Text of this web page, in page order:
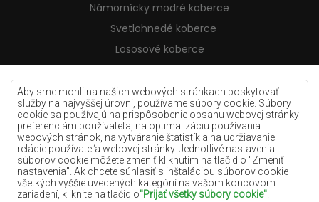
Aby sme mohli na našich webových stránkach poskytovať
služby na najvyššej úrovni, používame súbory cookie. Súbory
cookie sa používajú na prispôsobenie obsahu webovej stránky
preferenciám používateľa, na optimalizáciu používania
webových stránok, na vytváranie štatistík a na udržiavanie
relácie používateľa webovej stránky. Jednotlivé nastavenia
súborov cookie môžete zmeniť kliknutím na tlačidlo "Zmeniť
nastavenia". Ak chcete súhlasiť s inštaláciou súborov cookie
všetkých vyššie uvedených kategórií na vašom koncovom
zariadení, kliknite na tlačidlo"Prijať všetky súbory cookie"
Námornícky modré koberce
Svetlohnedé koberce
Lososové koberce
Krémové koberce
Lilac koberce
Žlté koberce
Mätové koberce
Modré koberce
Oranžové koberce
Ružové koberce